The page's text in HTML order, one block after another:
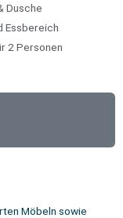
Dusche
Essbereich
2 Personen
Möbeln sowie